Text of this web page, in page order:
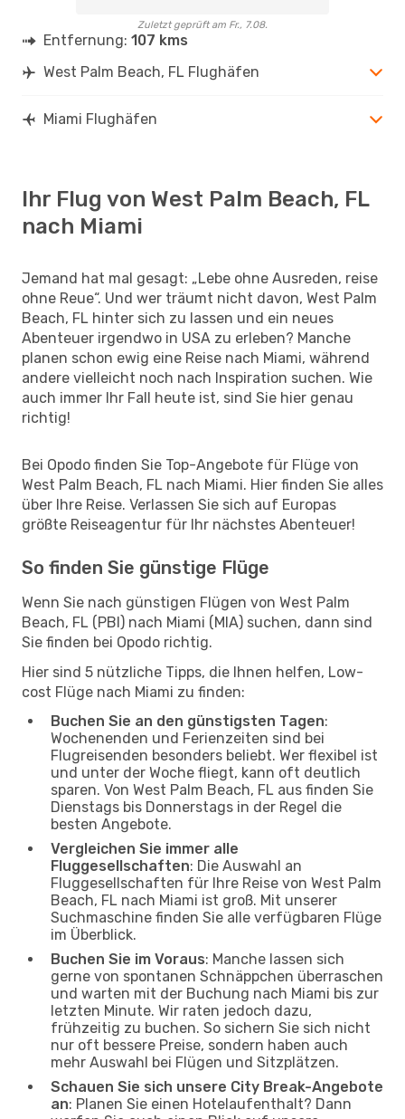
Zuletzt geprüft am Fr., 7.08.
Entfernung: 107 kms
West Palm Beach, FL Flughäfen
Miami Flughäfen
Ihr Flug von West Palm Beach, FL
nach Miami
Jemand hat mal gesagt: „Lebe ohne Ausreden, reise
ohne Reue“. Und wer träumt nicht davon, West Palm
Beach, FL hinter sich zu lassen und ein neues
Abenteuer irgendwo in USA zu erleben? Manche
planen schon ewig eine Reise nach Miami, während
andere vielleicht noch nach Inspiration suchen. Wie
auch immer Ihr Fall heute ist, sind Sie hier genau
richtig!
Bei Opodo finden Sie Top-Angebote für Flüge von
West Palm Beach, FL nach Miami. Hier finden Sie alles
über Ihre Reise. Verlassen Sie sich auf Europas
größte Reiseagentur für Ihr nächstes Abenteuer!
So finden Sie günstige Flüge
Wenn Sie nach günstigen Flügen von West Palm
Beach, FL (PBI) nach Miami (MIA) suchen, dann sind
Sie finden bei Opodo richtig.
Hier sind 5 nützliche Tipps, die Ihnen helfen, Low-
cost Flüge nach Miami zu finden:
Buchen Sie an den günstigsten Tagen:
Wochenenden und Ferienzeiten sind bei
Flugreisenden besonders beliebt. Wer flexibel ist
und unter der Woche fliegt, kann oft deutlich
sparen. Von West Palm Beach, FL aus finden Sie
Dienstags bis Donnerstags in der Regel die
besten Angebote.
Vergleichen Sie immer alle
Fluggesellschaften: Die Auswahl an
Fluggesellschaften für Ihre Reise von West Palm
Beach, FL nach Miami ist groß. Mit unserer
Suchmaschine finden Sie alle verfügbaren Flüge
im Überblick.
Buchen Sie im Voraus: Manche lassen sich
gerne von spontanen Schnäppchen überraschen
und warten mit der Buchung nach Miami bis zur
letzten Minute. Wir raten jedoch dazu,
frühzeitig zu buchen. So sichern Sie sich nicht
nur oft bessere Preise, sondern haben auch
mehr Auswahl bei Flügen und Sitzplätzen.
Schauen Sie sich unsere City Break-Angebote
an: Planen Sie einen Hotelaufenthalt? Dann